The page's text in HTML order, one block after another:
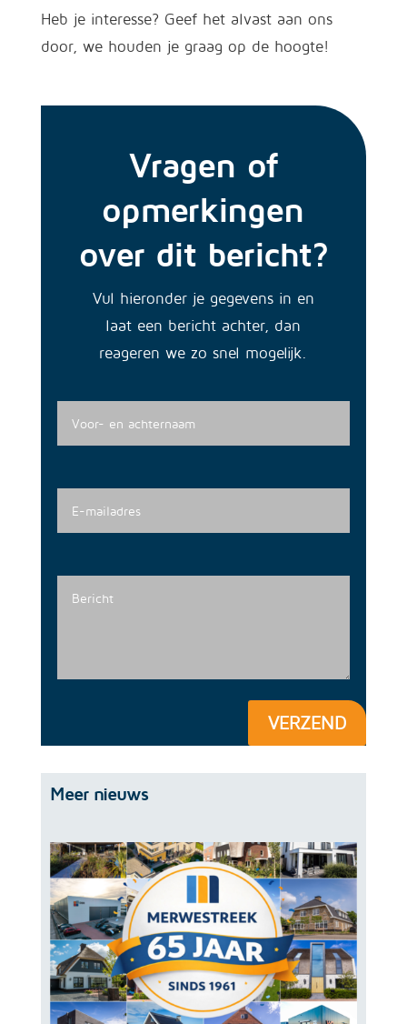
Heb je interesse? Geef het alvast aan ons
door, we houden je graag op de hoogte!
Vragen of
opmerkingen
over dit bericht?
Vul hieronder je gegevens in en
laat een bericht achter, dan
reageren we zo snel mogelijk.
VERZEND
Meer nieuws